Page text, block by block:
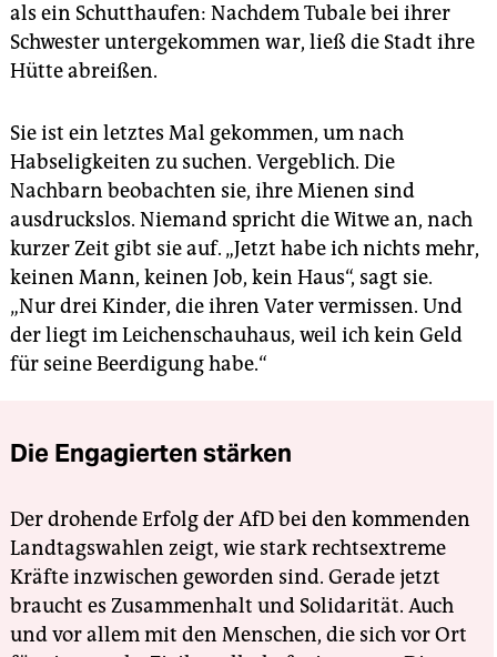
als ein Schutthaufen: Nachdem Tubale bei ihrer
Schwester untergekommen war, ließ die Stadt ihre
Hütte abreißen.
Sie ist ein letztes Mal gekommen, um nach
Habseligkeiten zu suchen. Vergeblich. Die
Nachbarn beobachten sie, ihre Mienen sind
ausdruckslos. Niemand spricht die Witwe an, nach
kurzer Zeit gibt sie auf. „Jetzt habe ich nichts mehr,
keinen Mann, keinen Job, kein Haus“, sagt sie.
„Nur drei Kinder, die ihren Vater vermissen. Und
der liegt im Leichenschauhaus, weil ich kein Geld
für seine Beerdigung habe.“
Die Engagierten stärken
Der drohende Erfolg der AfD bei den kommenden
Landtagswahlen zeigt, wie stark rechtsextreme
Kräfte inzwischen geworden sind. Gerade jetzt
braucht es Zusammenhalt und Solidarität. Auch
und vor allem mit den Menschen, die sich vor Ort